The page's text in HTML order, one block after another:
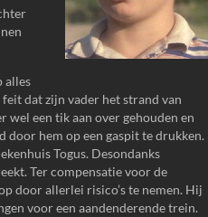
alles
dat zijn vader het strand van
een tik aan over gehouden en
door hem op een gaspit te drukken.
Togus. Desondanks
Ter compensatie voor de
door allerlei risico’s te nemen. Hij
voor een aandenderende trein.